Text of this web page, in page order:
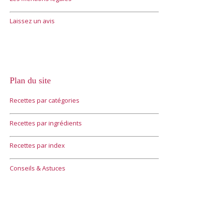
Laissez un avis
Plan du site
Recettes par catégories
Recettes par ingrédients
Recettes par index
Conseils & Astuces